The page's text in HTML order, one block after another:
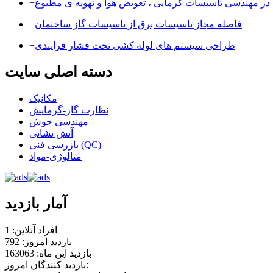
+در مهندسی تاسیسات گرمایی ، تعویض هوا و تهویه ی مطبوع
+فاصله مجاز تاسیسات برق از تاسیسات گاز ساختمان
+طراحی سیستم های لوله کشی تحت فشار فرایندی
دسته اصلی سایت
مکانیک
نظارت گاز-گرمایش
مهندسی جوش
آتش نشانی
بازرسی فنی (QC)
متالوژی-مواد
آمار بازدید
افراد آنلاین: 1
بازدید امروز: 792
بازدید این ماه: 163063
بازدید کنندگان امروز: